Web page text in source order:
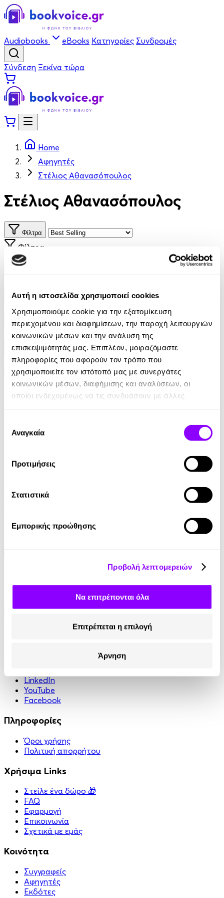
Αυτή η ιστοσελίδα χρησιμοποιεί cookies
Χρησιμοποιούμε cookie για την εξατομίκευση
περιεχομένου και διαφημίσεων, την παροχή λειτουργιών
κοινωνικών μέσων και την ανάλυση της
επισκεψιμότητάς μας. Επιπλέον, μοιραζόμαστε
πληροφορίες που αφορούν τον τρόπο που
χρησιμοποιείτε τον ιστότοπό μας με συνεργάτες
κοινωνικών μέσων, διαφήμισης και αναλύσεων, οι
οποίοι ενδεχομένως να τις συνδυάσουν με άλλες
των υπηρεσιών τους.
συγκατάθεσης
Αναγκαία
Προτιμήσεις
Στατιστικά
Εμπορικής προώθησης
Προβολή λεπτομερειών
Να επιτρέπονται όλα
Επιτρέπεται η επιλογή
Άρνηση
Audiobooks eBooks Κατηγορίες Συνδρομές
Σύνδεση Ξεκίνα τώρα
Home
Αφηγητές
Στέλιος Αθανασόπουλος
Στέλιος Αθανασόπουλος
Φίλτρα
Φίλτρα
Αφηγητές
Κατηγορίες
Εκδοτικοί οίκοι
6.90€
LinkedIn
YouTube
Facebook
Πληροφορίες
Όροι χρήσης
Πολιτική απορρήτου
Χρήσιμα Links
Στείλε ένα δώρο 🎁
FAQ
Εφαρμογή
Επικοινωνία
Σχετικά με εμάς
Κοινότητα
Συγγραφείς
Αφηγητές
Eκδότες